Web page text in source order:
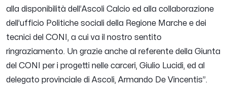
alla disponibilità dell’Ascoli Calcio ed alla collaborazione
dell’ufficio Politiche sociali della Regione Marche e dei
tecnici del CONI, a cui va il nostro sentito
ringraziamento. Un grazie anche al referente della Giunta
del CONI per i progetti nelle carceri, Giulio Lucidi, ed al
delegato provinciale di Ascoli, Armando De Vincentis”.